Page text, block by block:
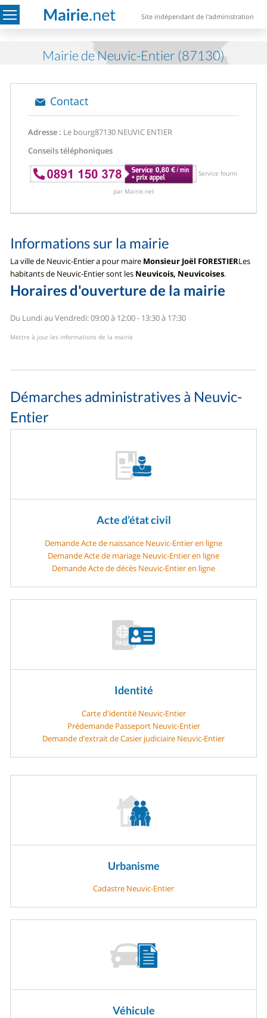
Site indépendant de l'administration
Mairie de Neuvic-Entier (87130)
Contact
Adresse : Le bourg87130 NEUVIC ENTIER
Conseils téléphoniques
Service fourni
par Mairie.net
Informations sur la mairie
La ville de Neuvic-Entier a pour maire Monsieur Joël FORESTIERLes
habitants de Neuvic-Entier sont les Neuvicois, Neuvicoises.
Horaires d'ouverture de la mairie
Du Lundi au Vendredi: 09:00 à 12:00 - 13:30 à 17:30
Mettre à jour les informations de la mairie
Démarches administratives à Neuvic-
Entier
Acte d’état civil
Demande Acte de naissance Neuvic-Entier en ligne
Demande Acte de mariage Neuvic-Entier en ligne
Demande Acte de décès Neuvic-Entier en ligne
Identité
Carte d'identité Neuvic-Entier
Prédemande Passeport Neuvic-Entier
Demande d’extrait de Casier judiciaire Neuvic-Entier
Urbanisme
Cadastre Neuvic-Entier
Véhicule